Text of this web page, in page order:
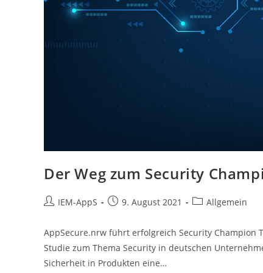
Der Weg zum Security
Beitrags-
IEM-AppS
Beitrag9. August 2021
Beitrags-
Allgemein
AppSecure.nrw führt erfolgreich Security
Studie zum Thema Security in deutschen
Sicherheit in Produkten eine…